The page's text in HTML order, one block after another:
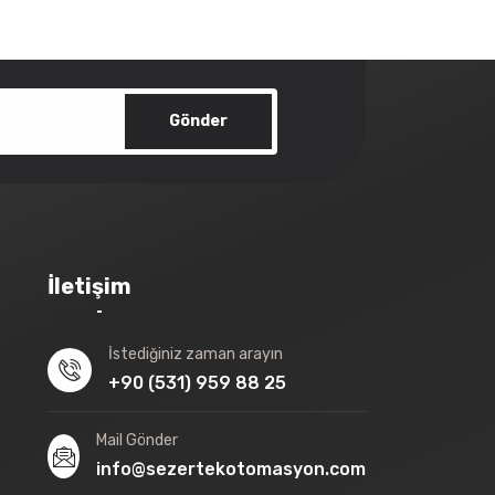
Gönder
İletişim
İstediğiniz zaman arayın
+90 (531) 959 88 25
Mail Gönder
info@sezertekotomasyon.com